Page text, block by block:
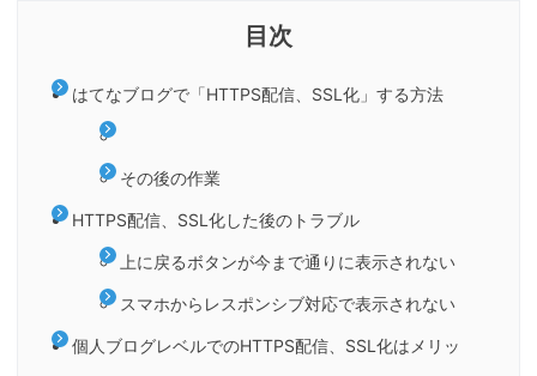
はてなブログで「HTTPS配信、SSL化」する方法
その後の作業
HTTPS配信、SSL化した後のトラブル
上に戻るボタンが今まで通りに表示されない
スマホからレスポンシブ対応で表示されない
個人ブログレベルでのHTTPS配信、SSL化はメリッ